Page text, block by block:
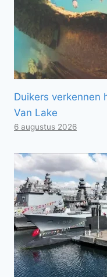
Duikers verkennen
Van Lake
6 augustus 2026